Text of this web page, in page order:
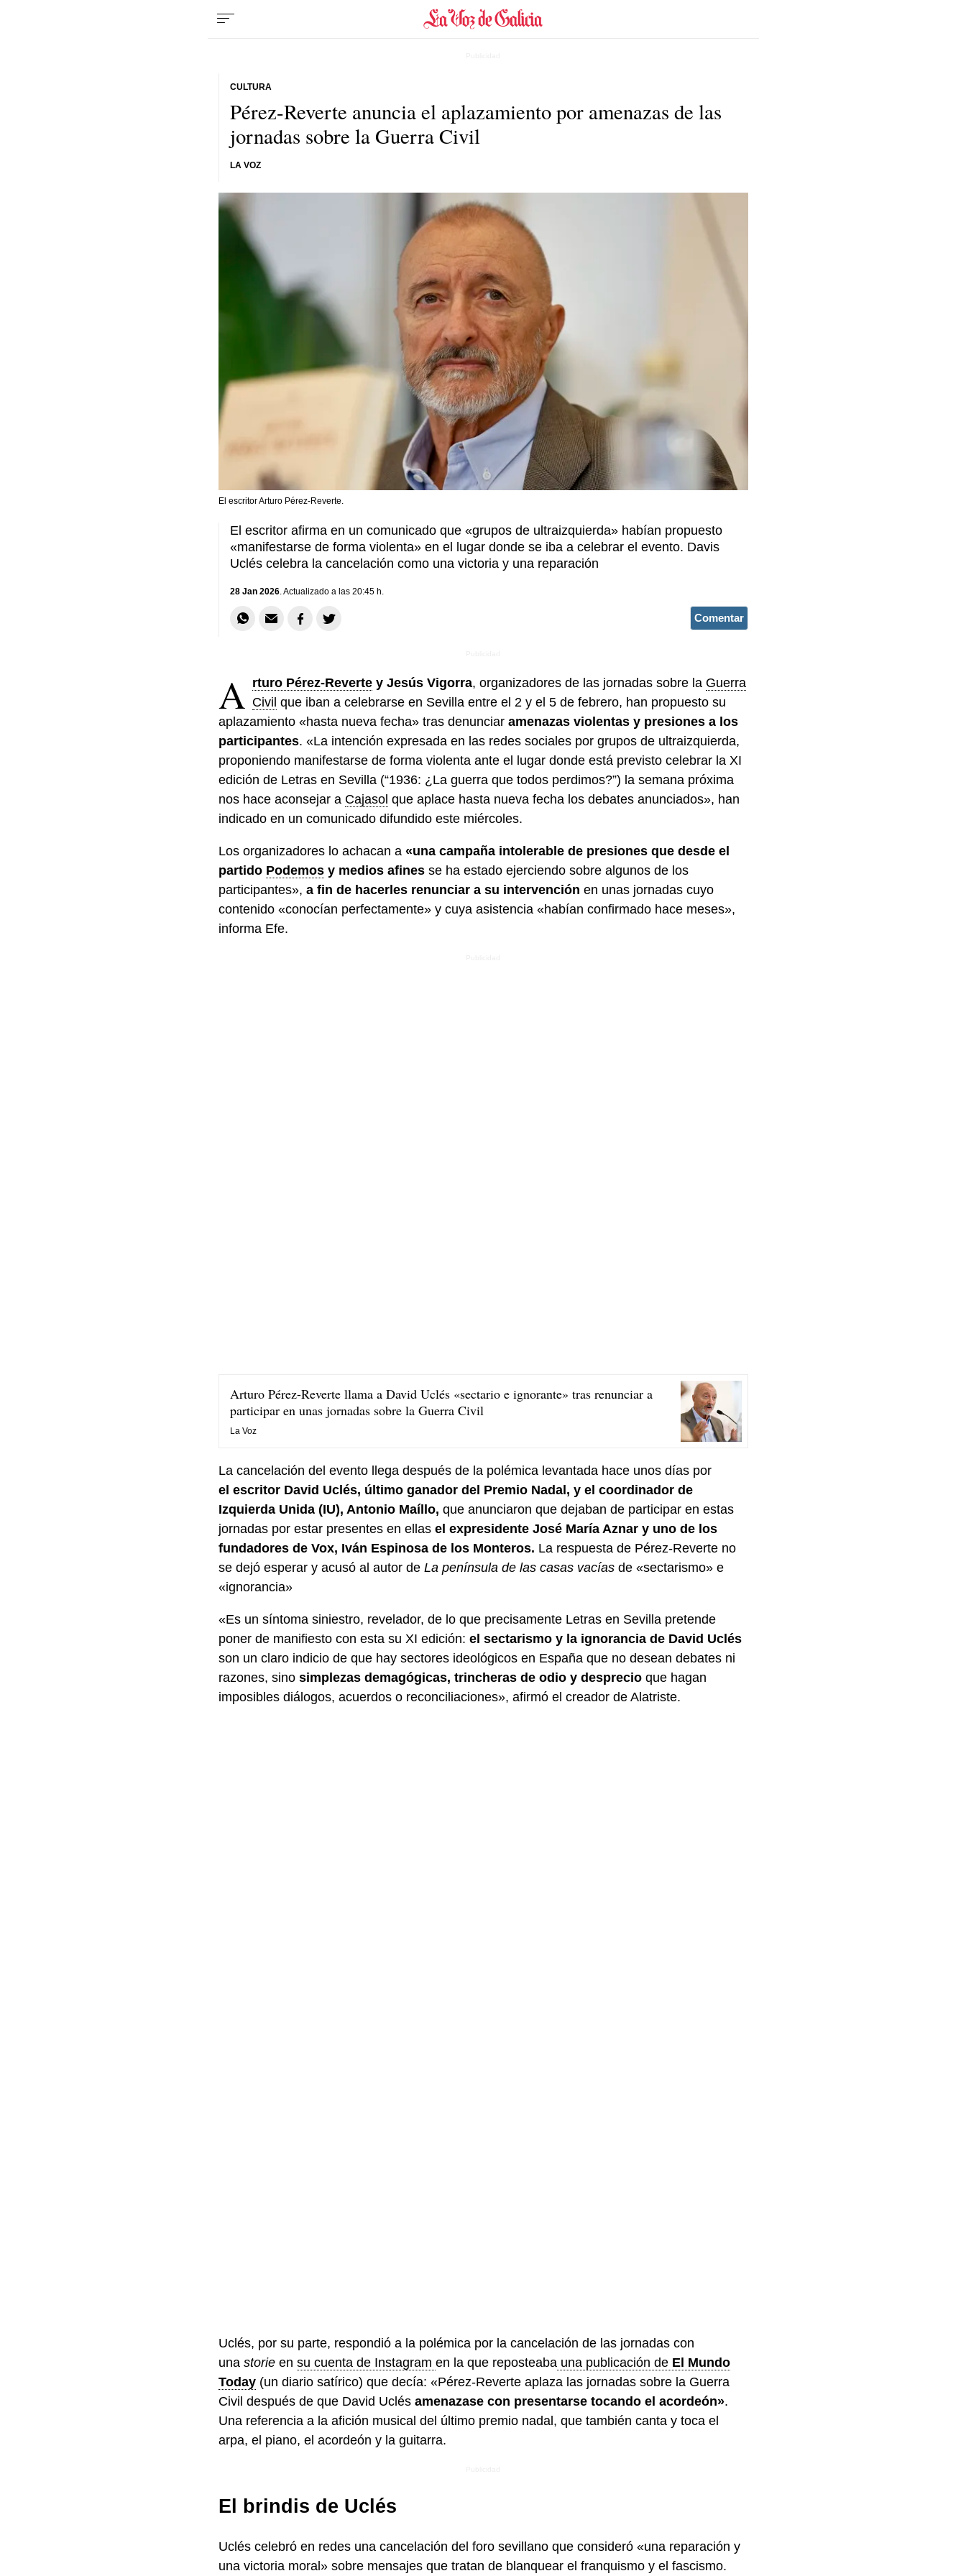
Pérez-Reverte anuncia el aplazamiento por amenazas de las
jornadas sobre la Guerra Civil
CULTURA
LA VOZ
El escritor Arturo Pérez-Reverte.
El escritor afirma en un comunicado que «grupos de ultraizquierda» habían propuesto
«manifestarse de forma violenta» en el lugar donde se iba a celebrar el evento. Davis
Uclés celebra la cancelación como una victoria y una reparación
28 Jan 2026. Actualizado a las 20:45 h.
Comentar
A rturo Pérez-Revertey Jesús Vigorra, organizadores de las jornadas sobre la Guerra
Civil que iban a celebrarse en Sevilla entre el 2 y el 5 de febrero, han propuesto su
aplazamiento «hasta nueva fecha» tras denunciaramenazas violentas y presiones a los
participantes. «La intención expresada en las redes sociales por grupos de ultraizquierda,
proponiendo manifestarse de forma violenta ante el lugar donde está previsto celebrar la XI
edición de Letras en Sevilla (“1936: ¿La guerra que todos perdimos?”) la semana próxima
nos hace aconsejar a Cajasol que aplace hasta nueva fecha los debates anunciados», han
indicado en un comunicado difundido este miércoles.
Los organizadores lo achacan a «una campaña intolerable de presiones que desde el
partido Podemosy medios afinesse ha estado ejerciendo sobre algunos de los
participantes», a fin de hacerles renunciar a su intervención en unas jornadas cuyo
contenido «conocían perfectamente» y cuya asistencia «habían confirmado hace meses»,
informa Efe.
Arturo Pérez-Reverte llama a David Uclés «sectario e ignorante» tras renunciar a
participar en unas jornadas sobre la Guerra Civil
La Voz
La cancelación del evento llega después de la polémica levantada hace unos días por
el escritor David Uclés, último ganador del Premio Nadal, y el coordinador de
Izquierda Unida (IU), Antonio Maíllo, que anunciaron que dejaban de participar en estas
jornadas por estar presentes en ellasel expresidente José María Aznar y uno de los
fundadores de Vox, Iván Espinosa de los Monteros. La respuesta de Pérez-Reverte no
se dejó esperar y acusó al autor de La península de las casas vacíasde «sectarismo» e
«ignorancia»
«Es un síntoma siniestro, revelador, de lo que precisamente Letras en Sevilla pretende
poner de manifiesto con esta su XI edición: el sectarismo y la ignorancia de David Uclés
son un claro indicio de que hay sectores ideológicos en España que no desean debates ni
razones, sino simplezas demagógicas, trincheras de odio y desprecioque hagan
imposibles diálogos, acuerdos o reconciliaciones», afirmó el creador de Alatriste.
Uclés, por su parte, respondió a la polémica por la cancelación de las jornadas con
una storieen su cuenta de Instagram en la que reposteabauna publicación deEl Mundo
Today(un diario satírico) que decía: «Pérez-Reverte aplaza las jornadas sobre la Guerra
Civil después de que David Uclés amenazase con presentarse tocando el acordeón».
Una referencia a la afición musical del último premio nadal, que también canta y toca el
arpa, el piano, el acordeón y la guitarra.
El brindis de Uclés
Uclés celebró en redes una cancelación del foro sevillano que consideró «una reparación y
una victoria moral» sobre mensajes que tratan de blanquear el franquismo y el fascismo.